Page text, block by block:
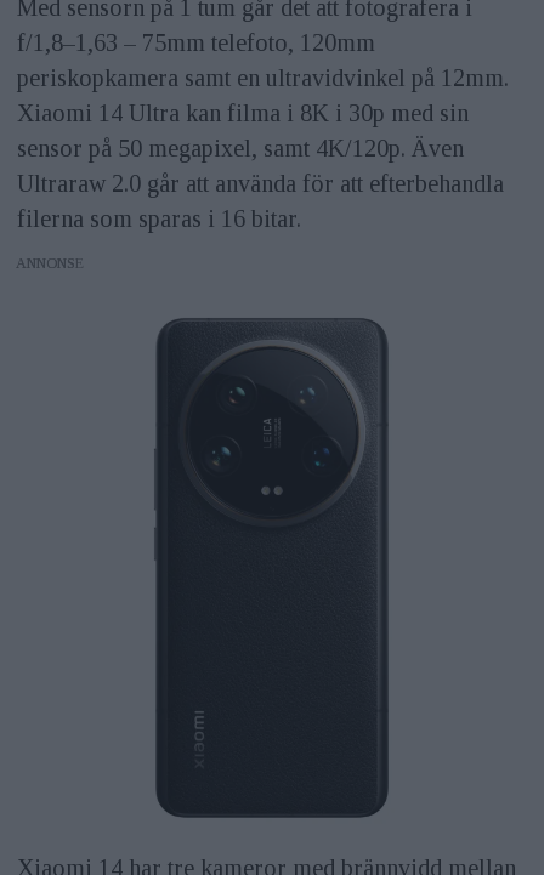
Med sensorn på 1 tum går det att fotografera i
f/1,8–1,63 – 75mm telefoto, 120mm
periskopkamera samt en ultravidvinkel på 12mm.
Xiaomi 14 Ultra kan filma i 8K i 30p med sin
sensor på 50 megapixel, samt 4K/120p. Även
Ultraraw 2.0 går att använda för att efterbehandla
filerna som sparas i 16 bitar.
ANNONS
Xiaomi 14 har tre kameror med brännvidd mellan